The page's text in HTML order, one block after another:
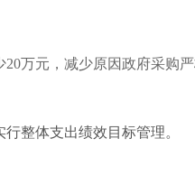
20万元，减少原因政府采购严
整体支出绩效目标管理。